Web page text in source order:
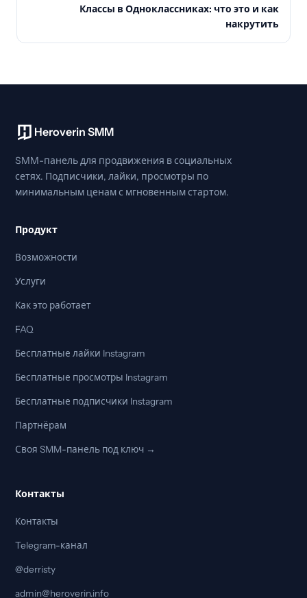
Классы в Одноклассниках: что это и как
накрутить
Heroverin SMM
SMM-панель для продвижения в социальных
сетях. Подписчики, лайки, просмотры по
минимальным ценам с мгновенным стартом.
Продукт
Возможности
Услуги
Как это работает
FAQ
Бесплатные лайки Instagram
Бесплатные просмотры Instagram
Бесплатные подписчики Instagram
Партнёрам
Своя SMM-панель под ключ →
Контакты
Контакты
Telegram-канал
@derristy
admin@heroverin.info